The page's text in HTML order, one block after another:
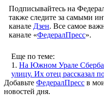
Подписывайтесь на
также следите за самыми
канале Дзен. Все самое
канале «ФедералПресс».
Еще по теме:
1. На Южном Урале
улицу. Их отец рассказал
Добавьте ФедералПресс в
новостей дня.